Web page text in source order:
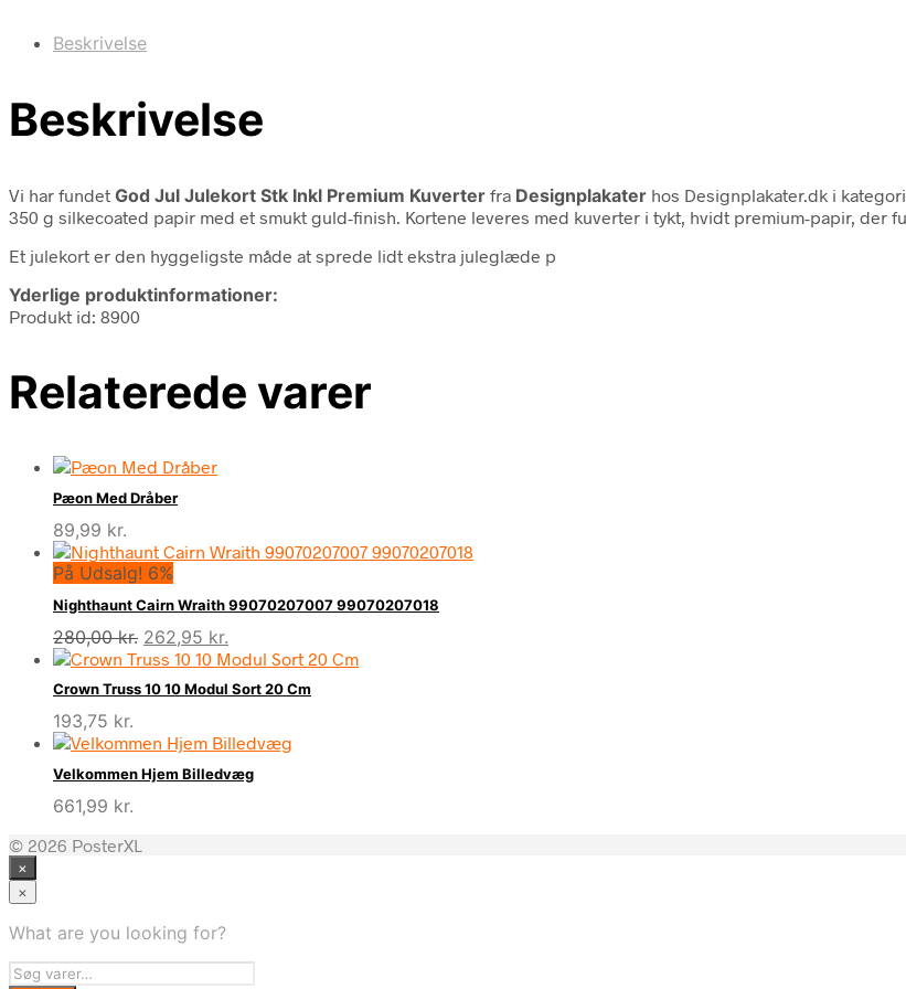
Beskrivelse
Beskrivelse
Vi har fundet God Jul Julekort Stk Inkl Premium Kuverter fra Designplakater hos Designplakater.dk i
350 g silkecoated papir med et smukt guld-finish. Kortene leveres med kuverter i tykt, hvidt premium-papir, der
Et julekort er den hyggeligste måde at sprede lidt ekstra juleglæde p
Yderlige produktinformationer:
Produkt id: 8900
Relaterede varer
Pæon Med Dråber
89,99 kr.
På Udsalg! 6%
Nighthaunt Cairn Wraith 99070207007 99070207018
280,00kr. Den
oprindelige
pris
var:
262,95 kr.
aktuelle
pris
er:
Crown Truss 10 10 Modul Sort 20 Cm
193,75 kr.
Velkommen Hjem Billedvæg
661,99 kr.
© 2026 PosterXL
×
×
What are you looking for?